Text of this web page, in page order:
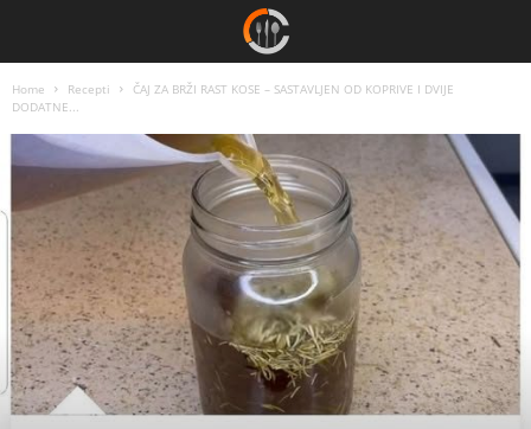
Home Recepti
ČAJ ZA BRŽI RAST KOSE – SASTAVLJEN OD KOPRIVE I DVIJE
DODATNE...